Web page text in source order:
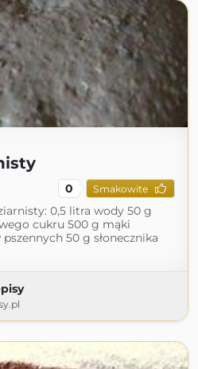
0 Smakowite
0,5 litra wody 50 g
cukru 500 g mąki
50 g słonecznika